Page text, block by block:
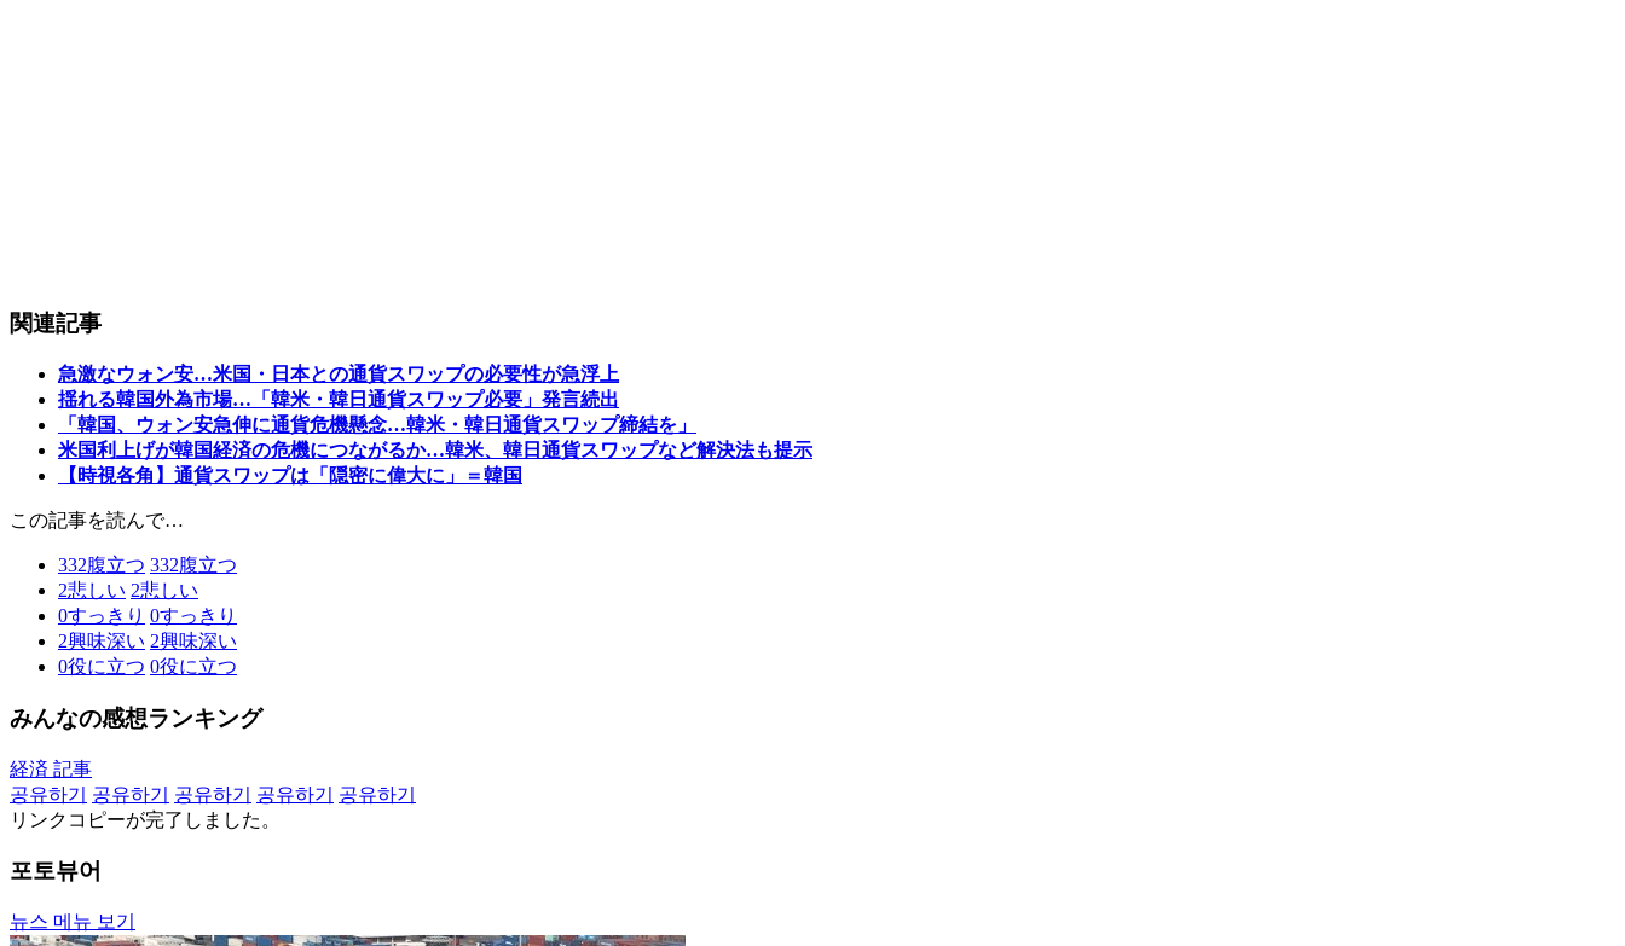
関連記事
急激なウォン安…米国・日本との通貨スワップの必要性が急浮上
揺れる韓国外為市場…「韓米・韓日通貨スワップ必要」発言続出
「韓国、ウォン安急伸に通貨危機懸念…韓米・韓日通貨スワップ締結を」
米国利上げが韓国経済の危機につながるか…韓米、韓日通貨スワップなど解決法も提示
【時視各角】通貨スワップは「隠密に偉大に」＝韓国
この記事を読んで…
332腹立つ 332腹立つ
2悲しい 2悲しい
0すっきり 0すっきり
2興味深い 2興味深い
0役に立つ 0役に立つ
みんなの感想ランキング
経済 記事
공유하기
공유하기 공유하기 공유하기
공유하기
リンクコピーが完了しました。
포토뷰어
뉴스 메뉴 보기